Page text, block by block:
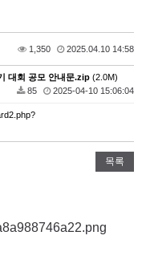
1,350 2025.04.10 14:58
대회 공모 안내문.zip (2.0M)
85
2025-04-10 15:06:04
목록